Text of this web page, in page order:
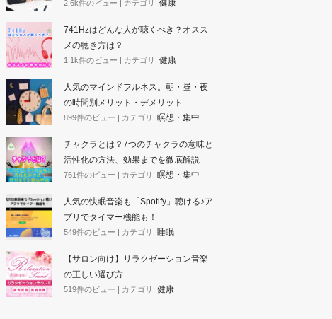
2.6k件のビュー | カテゴリ: 健康
741Hzはどんな人が聴くべき？オスス
メの聴き方は？
1.1k件のビュー | カテゴリ: 健康
人気のマインドフルネス。朝・昼・夜
の時間別メリット・デメリット
899件のビュー | カテゴリ: 瞑想・集中
チャクラとは？7つのチャクラの意味と
活性化の方法、効果までを徹底解説
761件のビュー | カテゴリ: 瞑想・集中
人気の快眠音楽も「Spotify」聴ける♪ア
プリでタイマー機能も！
549件のビュー | カテゴリ: 睡眠
【サロン向け】リラクゼーション音楽
の正しい選び方
519件のビュー | カテゴリ: 健康